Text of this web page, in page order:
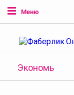
Меню
Экономь